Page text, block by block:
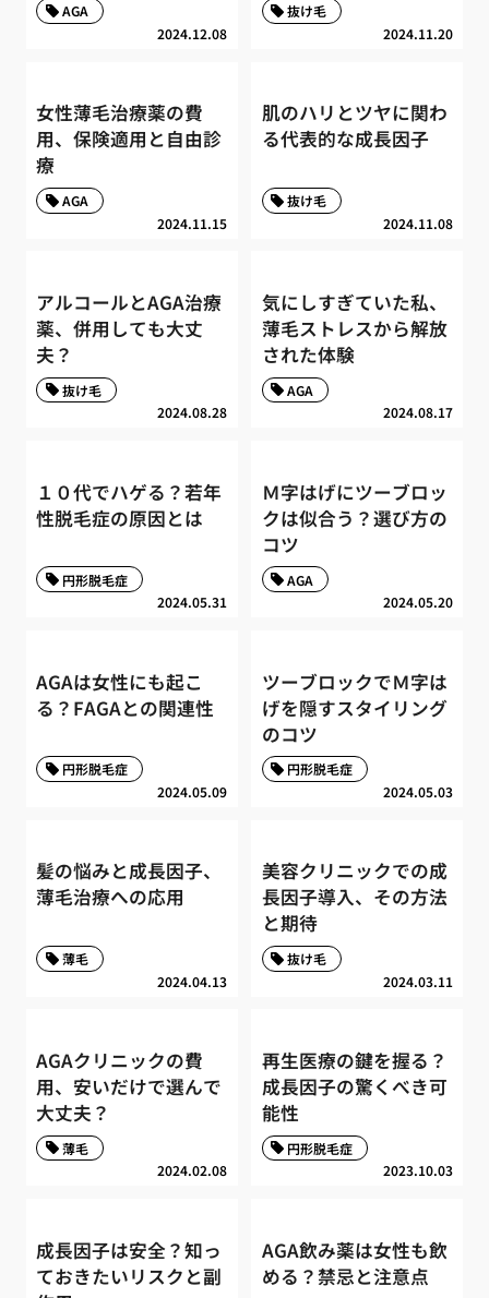
2024.12.08
AGA
2024.11.20
抜け毛
女性薄毛治療薬の費
用、保険適用と自由診
療
2024.11.15
AGA
肌のハリとツヤに関わ
る代表的な成長因子
2024.11.08
抜け毛
アルコールとAGA治療
薬、併用しても大丈
夫？
2024.08.28
抜け毛
気にしすぎていた私、
薄毛ストレスから解放
された体験
2024.08.17
AGA
１０代でハゲる？若年
性脱毛症の原因とは
2024.05.31
円形脱毛症
Ｍ字はげにツーブロッ
クは似合う？選び方の
コツ
2024.05.20
AGA
AGAは女性にも起こ
る？FAGAとの関連性
2024.05.09
円形脱毛症
ツーブロックでＭ字は
げを隠すスタイリング
のコツ
2024.05.03
円形脱毛症
髪の悩みと成長因子、
薄毛治療への応用
2024.04.13
薄毛
美容クリニックでの成
長因子導入、その方法
と期待
2024.03.11
抜け毛
AGAクリニックの費
用、安いだけで選んで
大丈夫？
2024.02.08
薄毛
再生医療の鍵を握る？
成長因子の驚くべき可
能性
2023.10.03
円形脱毛症
成長因子は安全？知っ
ておきたいリスクと副
AGA飲み薬は女性も飲
める？禁忌と注意点